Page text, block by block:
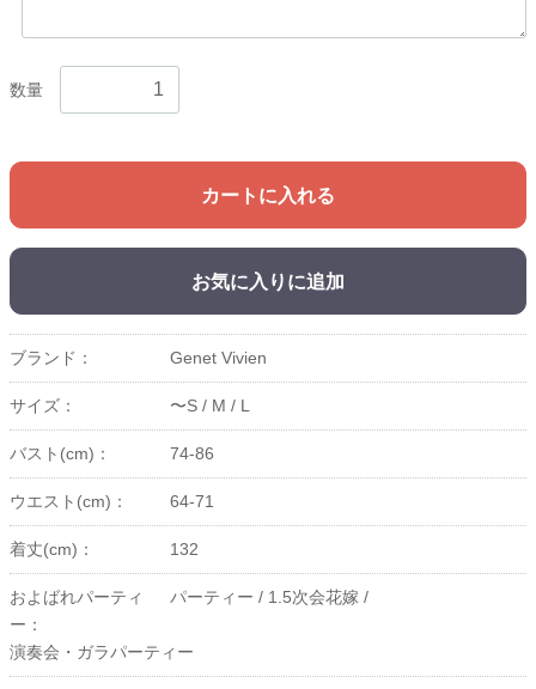
数量
カートに入れる
お気に入りに追加
ブランド： Genet Vivien
サイズ： 〜S / M / L
バスト(cm)： 74-86
ウエスト(cm)： 64-71
着丈(cm)： 132
およばれパーティ
ー：
パーティー / 1.5次会花嫁 /
演奏会・ガラパーティー